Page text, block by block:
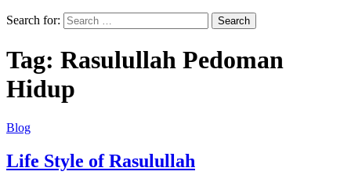
Search for:
Tag: Rasulullah Pedoman
Hidup
Blog
Life Style of Rasulullah